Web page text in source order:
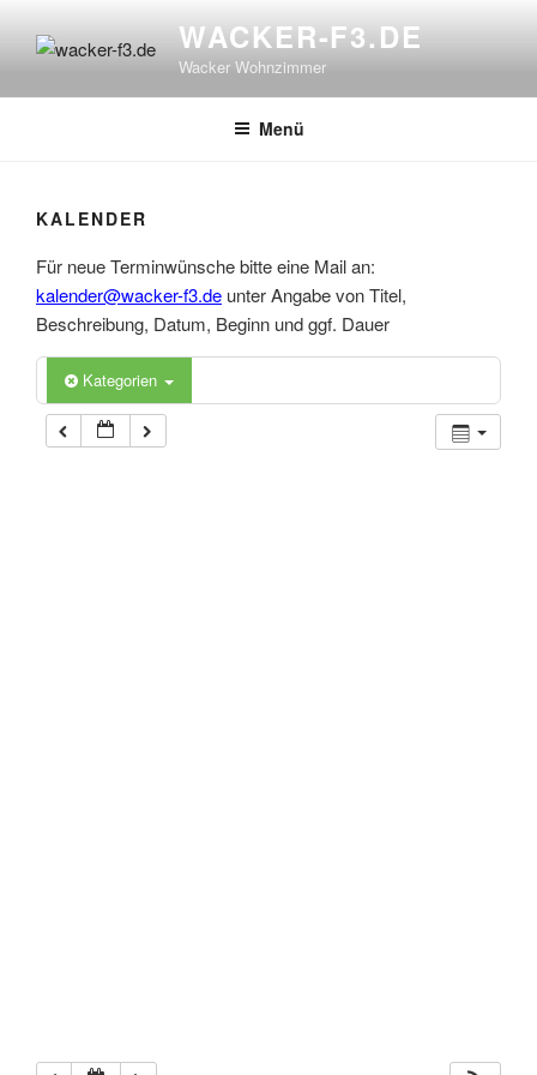
Inhalt
WACKER-F3.DE
Wacker Wohnzimmer
Menü
KALENDER
Für neue Terminwünsche bitte eine Mail an:
kalender@wacker-f3.de unter Angabe von Titel,
Beschreibung, Datum, Beginn und ggf. Dauer
Kategorien